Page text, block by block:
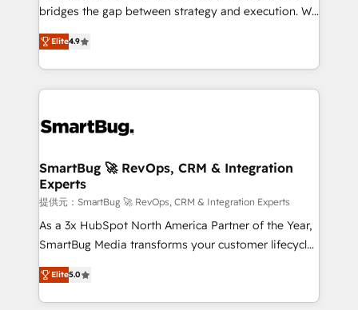
タ品質設計、グループ横断のCRM統合に対応します。
の一部をAIが自律実行する組織への移行を設計・実装。
Breeze・Claude等をHubSpotと連携させ、役割定義・
革を、構想から実装・定着までPMOとして主導。「設
の統合・浸透・変革管理を実行します。 ▸ CMS戦略設
計・構築：リード獲得・CVR・SEOを前提にした情報設
計・導線設計・テンプレート設計をContent Hubで一体
提供。 ▸ 既存CRM・MAからの移行支援：Salesforce・
Marketo・Pardot等からの移行、カスタム設計、履歴
Perplexity等のAI検索からの流入・引用を前提にコンテ
ンツとサイト構造を最適化。 🏆 なぜ100incを選ぶの
bridges the gap between strategy and execution. We
don't just "set up tools" — we install the GTM
Operating System (GTM OS) to align your leadership
and engineer a portal that drives predictable
revenue velocity. 🚀 GTM Strategy & Alignment
stalling growth. Fix your ICP, Math, and Story to stop
Scalable Architecture: Zero-technical-debt setup
across all Hubs, validated by our 7 HubSpot
Accreditations. AI-Powered RevOps: Breeze AI,
custom AI agents, and high-integrity migrations for
total reporting clarity. Security & Compliance: SOC 2
security. 🏆 Why Bluleadz? GTM OS Partner | 16+
Years Experience | 1,000+ Five-Star Reviews
Elite4.9
SmartBug 🚀 RevOps, CRM & Integration
Experts
提供元：SmartBug 🚀 RevOps, CRM & Integration Experts
As a 3x HubSpot North America Partner of the Year,
SmartBug Media transforms your customer lifecycle
into a revenue engine. Our unified ecosystem
includes specialized divisions Globalia (AI &
Software) and Point Success Media (Paid Media),
Elite5.0